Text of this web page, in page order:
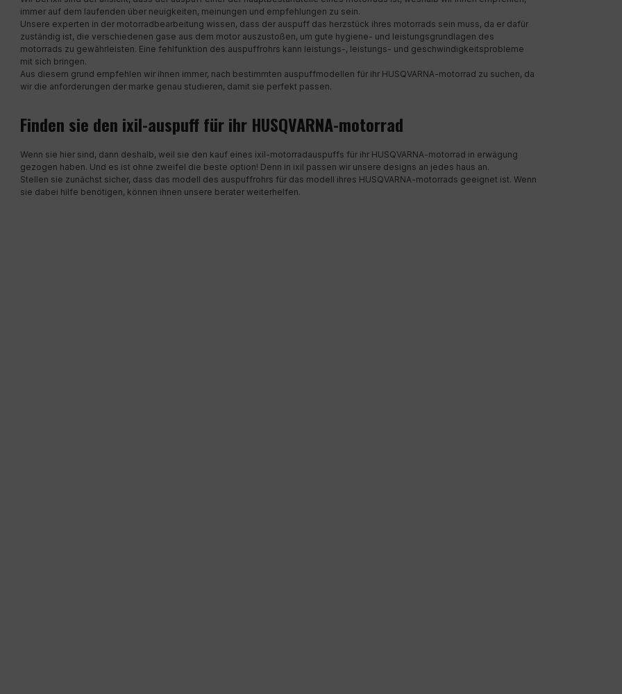
immer auf dem laufenden über neuigkeiten, meinungen und empfehlungen zu sein.
Unsere experten in der motorradbearbeitung wissen, dass der auspuff das herzstück ihres motorrads sein muss, da er dafür
zuständig ist, die verschiedenen gase aus dem motor auszustoßen, um gute hygiene- und leistungsgrundlagen des
motorrads zu gewährleisten. Eine fehlfunktion des auspuffrohrs kann leistungs-, leistungs- und geschwindigkeitsprobleme
mit sich bringen.
Aus diesem grund empfehlen wir ihnen immer, nach bestimmten auspuffmodellen für ihr HUSQVARNA-motorrad zu suchen, da
wir die anforderungen der marke genau studieren, damit sie perfekt passen.
Finden sie den ixil-auspuff für ihr HUSQVARNA-motorrad
Wenn sie hier sind, dann deshalb, weil sie den kauf eines ixil-motorradauspuffs für ihr HUSQVARNA-motorrad in erwägung
gezogen haben. Und es ist ohne zweifel die beste option! Denn in ixil passen wir unsere designs an jedes haus an.
Stellen sie zunächst sicher, dass das modell des auspuffrohrs für das modell ihres HUSQVARNA-motorrads geeignet ist. Wenn
sie dabei hilfe benötigen, können ihnen unsere berater weiterhelfen.